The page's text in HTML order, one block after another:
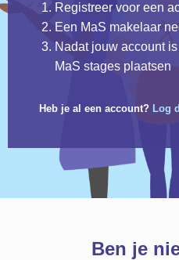
Registreer voor een
Een MaS makelaar
Nadat jouw account
MaS stages plaatsen
Heb je al een account? Log
Ben je